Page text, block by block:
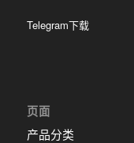
Telegram下载
页面
产品分类